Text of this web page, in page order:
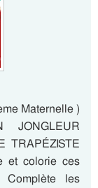
Maternelle )
JONGLEUR
TRAPÉZISTE
et colorie ces
Complète les